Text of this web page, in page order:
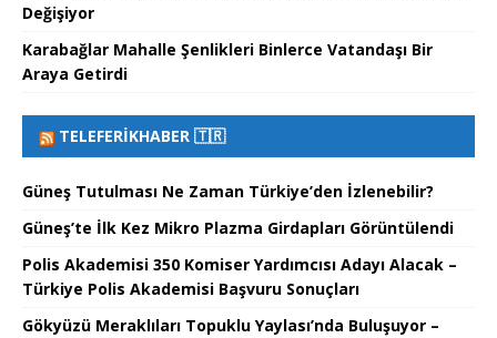
Değişiyor
Karabağlar Mahalle Şenlikleri Binlerce Vatandaşı Bir
Araya Getirdi
TELEFERIKHABER 🇹🇷
Güneş Tutulması Ne Zaman Türkiye’den İzlenebilir?
Güneş’te İlk Kez Mikro Plazma Girdapları Görüntülendi
Polis Akademisi 350 Komiser Yardımcısı Adayı Alacak –
Türkiye Polis Akademisi Başvuru Sonuçları
Gökyüzü Meraklıları Topuklu Yaylası’nda Buluşuyor –